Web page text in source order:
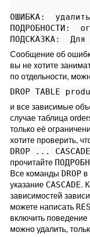
ОШИБКА:
ПОДРОБНОСТИ:
Сообщение об
вы не хотите
по отдельности,
и все зависимые
случае таблица
только её
хотите проверить,
DROP ... CASCADE
прочитайте
Все команды DROP в
указание CASCADE.
зависимостей
можете написать
включить поведение
можно удалить,